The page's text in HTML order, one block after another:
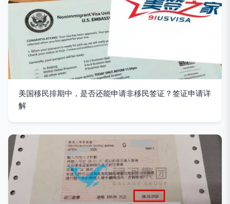
美国移民排期中，是否还能申请非移民签证？签证申请详
解